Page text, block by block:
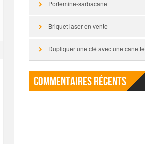
Portemine-sarbacane
Briquet laser en vente
Dupliquer une clé avec une canette
Commentaires récents